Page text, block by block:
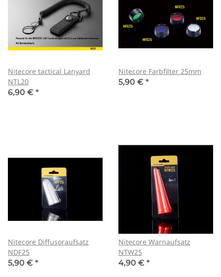
Nitecore tactical Lanyard
NTL20
6,90 € *
Nitecore Farbfilter 25mm
5,90 € *
Nitecore Diffusoraufsatz
NDF25
5,90 € *
Nitecore Warnaufsatz
NTW25
4,90 € *